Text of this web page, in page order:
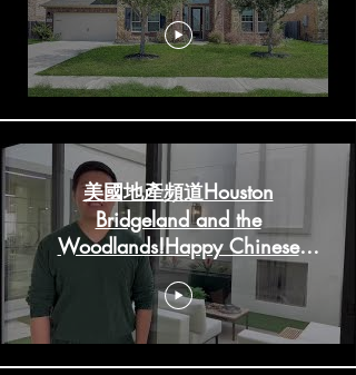
美國地產頻道Houston
Bridgeland and the
Woodlands!Happy Chinese
New Year!
HoustonRealestateChannels.com